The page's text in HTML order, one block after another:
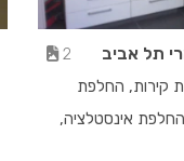
תל אביב
2
קירות, החלפת
אינסטלציה,